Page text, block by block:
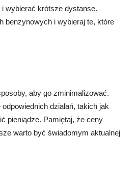
wybierać krótsze dystanse.
benzynowych i wybieraj te, które
aby go zminimalizować.
działań, takich jak
pieniądze. Pamiętaj, że ceny
warto być świadomym aktualnej